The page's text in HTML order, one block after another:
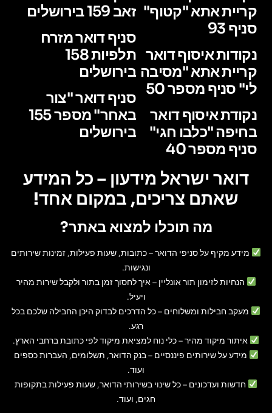
קריית אתא "קטוף"
סניף 93
נקודות איסוף דואר
קריית אתא "מסיבה
לי" סניף מספר 50
נקודת איסוף דואר
בחיפה "כלבו חגי"
סניף מספר 40
זאב 159 בירושלים
סניף דואר מזרח
תלפיות 158
בירושלים
סניף דואר "צור
באחר" מספר 155
בירושלים
דואר ישראל מידעון – כל המידע
שאתם צריכים, במקום אחד!
מה תוכלו למצוא באתר?
מידע מקיף על סניפי הדואר– כתובות, שעות פעילות, זמינות שירותים
ונגישות.
הנחיות לזימון תור אונליין – איך לחסוך זמן בתור ולקבל שירות מהיר
ויעיל.
מעקב חבילות ומשלוחים – כל הדרכים לבדוק היכן החבילה שלכם בכל
רגע.
איתור מיקוד מהיר– כלי נוח למציאת מיקוד לפי כתובת ברחבי הארץ.
מידע על שירותים פיננסיים – בנק הדואר, תשלומים, העברות כספים
ועוד.
חדשות ועדכונים – כל שינוי בשירותי הדואר, שעות פעילות בתקופות
חגים, ועוד.